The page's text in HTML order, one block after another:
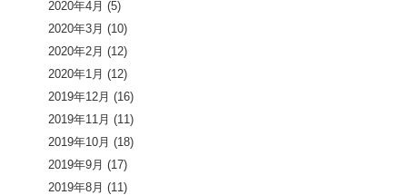
2020年4月 (5)
2020年3月 (10)
2020年2月 (12)
2020年1月 (12)
2019年12月 (16)
2019年11月 (11)
2019年10月 (18)
2019年9月 (17)
2019年8月 (11)